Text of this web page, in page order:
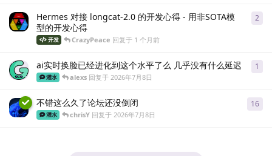
Hermes 对接 longcat-2.0 的开发心得 - 用非SOTA模
型的开发心得
开发 CrazyPeace 回复于 1 个月前
2
ai实时换脸已经进化到这个水平了么 几乎没有什么延迟
灌水 alexs 回复于2026年7月8日
1
不错这么久了论坛还没倒闭
灌水 chrisY 回复于2026年7月8日
16